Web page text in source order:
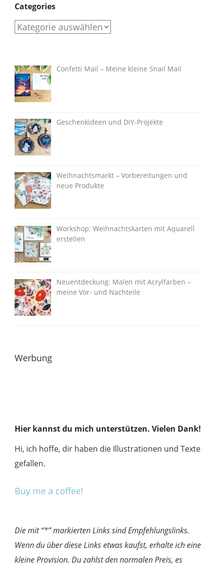
Categories
Categories
Confetti Mail – Meine kleine Snail Mail
Geschenkideen und DIY-Projekte
Weihnachtsmarkt – Vorbereitungen und
neue Produkte
Workshop: Weihnachtskarten mit Aquarell
erstellen
Neuentdeckung: Malen mit Acrylfarben –
meine Vor- und Nachteile
Werbung
Hier kannst du mich unterstützen. Vielen Dank!
Hi, ich hoffe, dir haben die Illustrationen und Texte
gefallen.
Buy me a coffee!
Die mit “*” markierten Links sind Empfehlungslinks.
Wenn du über diese Links etwas kaufst, erhalte ich eine
kleine Provision. Du zahlst den normalen Preis, es